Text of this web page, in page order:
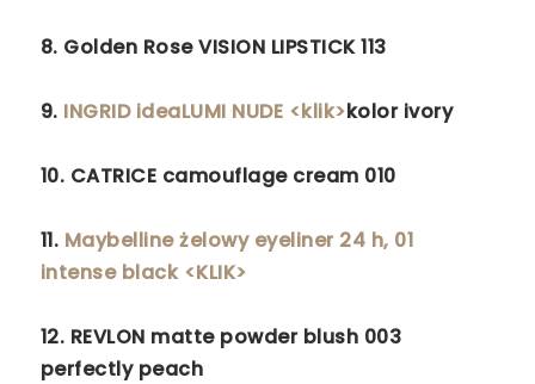
8. Golden Rose VISION LIPSTICK 113
9. INGRID ideaLUMI NUDE <klik>kolor ivory
10. CATRICE camouflage cream 010
11. Maybelline żelowy eyeliner 24 h, 01
intense black <KLIK>
12. REVLON matte powder blush 003
perfectly peach